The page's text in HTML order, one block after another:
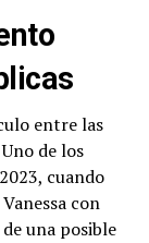
entre las
de los
cuando
con
una posible